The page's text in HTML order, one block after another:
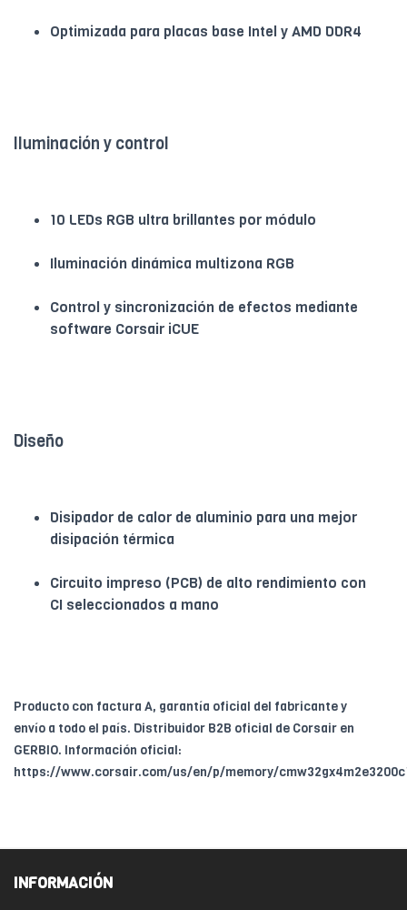
Optimizada para placas base Intel y AMD DDR4
Iluminación y control
10 LEDs RGB ultra brillantes por módulo
Iluminación dinámica multizona RGB
Control y sincronización de efectos mediante
software Corsair iCUE
Diseño
Disipador de calor de aluminio para una mejor
disipación térmica
Circuito impreso (PCB) de alto rendimiento con
CI seleccionados a mano
Producto con factura A, garantía oficial del fabricante y
envío a todo el país. Distribuidor B2B oficial de Corsair en
GERBIO. Información oficial:
https://www.corsair.com/us/en/p/memory/
INFORMACIÓN